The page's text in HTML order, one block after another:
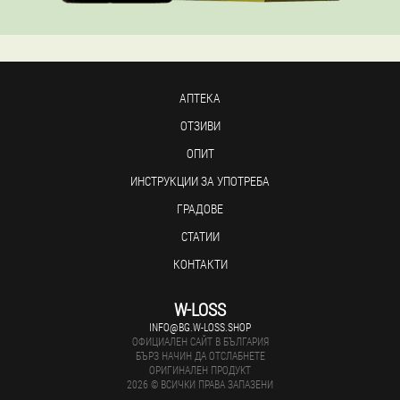
АПТЕКА
ОТЗИВИ
ОПИТ
ИНСТРУКЦИИ ЗА УПОТРЕБА
ГРАДОВЕ
СТАТИИ
КОНТАКТИ
W-LOSS
INFO@BG.W-LOSS.SHOP
ОФИЦИАЛЕН САЙТ В БЪЛГАРИЯ
БЪРЗ НАЧИН ДА ОТСЛАБНЕТЕ
ОРИГИНАЛЕН ПРОДУКТ
2026 © ВСИЧКИ ПРАВА ЗАПАЗЕНИ